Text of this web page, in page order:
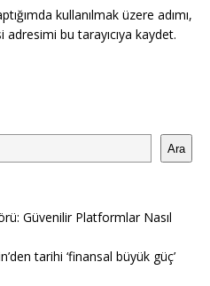
kullanılmak üzere adımı,
bu tarayıcıya kaydet.
Ara
Güvenilir Platformlar Nasıl
tarihi ‘finansal büyük güç’